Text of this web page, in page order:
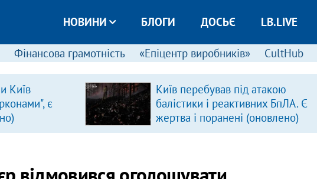
НОВИНИ БЛОГИ ДОСЬЄ LB.LIVE
Фінансова грамотність «Епіцентр виробників» CultHub
Київ
є
Київ перебував під атакою
балістики і реактивних БпЛА. Є
жертва і поранені (оновлено)